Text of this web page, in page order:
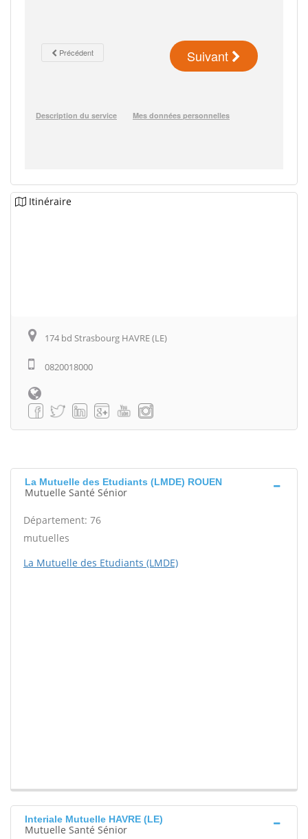
Itinéraire
174 bd Strasbourg HAVRE (LE)
0820018000
La Mutuelle des Etudiants (LMDE) ROUEN
Mutuelle Santé Sénior
Département: 76
mutuelles
La Mutuelle des Etudiants (LMDE)
Interiale Mutuelle HAVRE (LE)
Mutuelle Santé Sénior